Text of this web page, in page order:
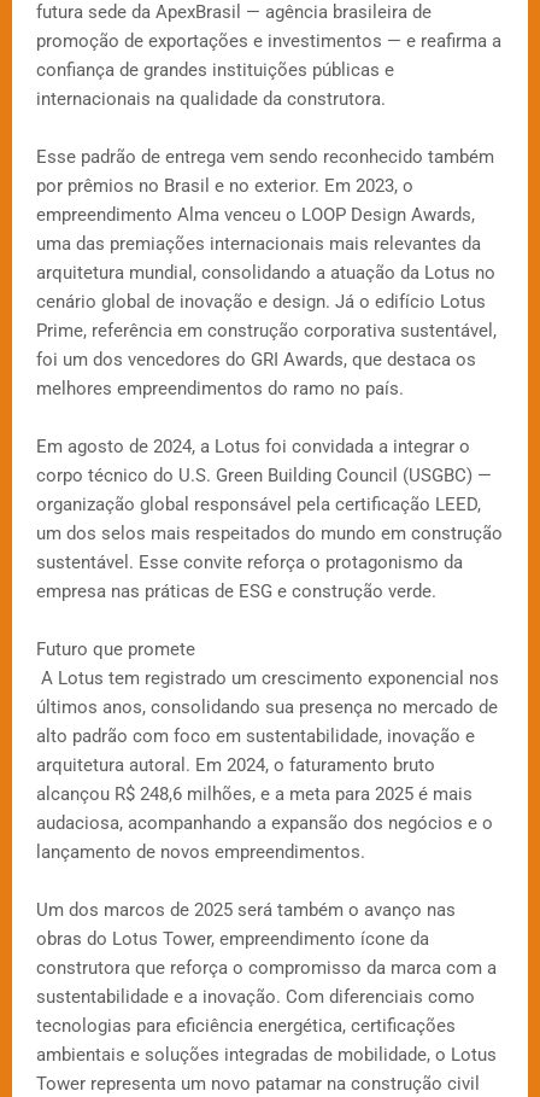
futura sede da ApexBrasil — agência brasileira de
promoção de exportações e investimentos — e reafirma a
confiança de grandes instituições públicas e
internacionais na qualidade da construtora.
Esse padrão de entrega vem sendo reconhecido também
por prêmios no Brasil e no exterior. Em 2023, o
empreendimento Alma venceu o LOOP Design Awards,
uma das premiações internacionais mais relevantes da
arquitetura mundial, consolidando a atuação da Lotus no
cenário global de inovação e design. Já o edifício Lotus
Prime, referência em construção corporativa sustentável,
foi um dos vencedores do GRI Awards, que destaca os
melhores empreendimentos do ramo no país.
Em agosto de 2024, a Lotus foi convidada a integrar o
corpo técnico do U.S. Green Building Council (USGBC) —
organização global responsável pela certificação LEED,
um dos selos mais respeitados do mundo em construção
sustentável. Esse convite reforça o protagonismo da
empresa nas práticas de ESG e construção verde.
Futuro que promete
A Lotus tem registrado um crescimento exponencial nos
últimos anos, consolidando sua presença no mercado de
alto padrão com foco em sustentabilidade, inovação e
arquitetura autoral. Em 2024, o faturamento bruto
alcançou R$ 248,6 milhões, e a meta para 2025 é mais
audaciosa, acompanhando a expansão dos negócios e o
lançamento de novos empreendimentos.
Um dos marcos de 2025 será também o avanço nas
obras do Lotus Tower, empreendimento ícone da
construtora que reforça o compromisso da marca com a
sustentabilidade e a inovação. Com diferenciais como
tecnologias para eficiência energética, certificações
ambientais e soluções integradas de mobilidade, o Lotus
Tower representa um novo patamar na construção civil